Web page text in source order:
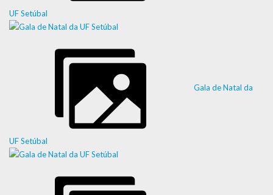
UF Setúbal
Gala de Natal da
UF Setúbal